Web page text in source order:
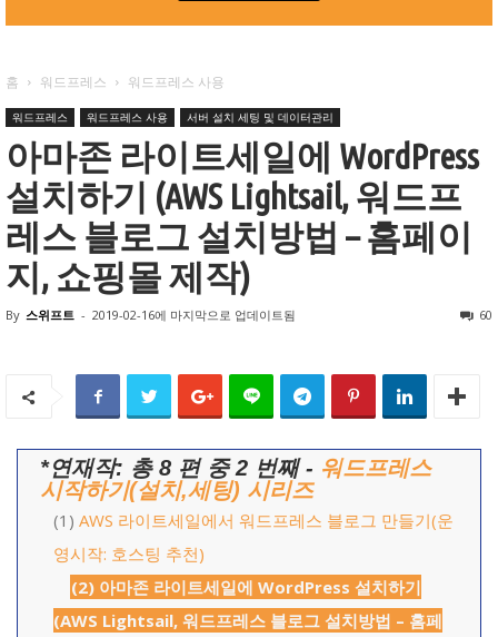
홈 워드프레스 워드프레스 사용
워드프레스 워드프레스 사용 서버 설치 세팅 및 데이터관리
아마존 라이트세일에 WordPress
설치하기 (AWS Lightsail, 워드프
레스 블로그 설치방법 – 홈페이
지, 쇼핑몰 제작)
By 스위프트 - 2019-02-16에 마지막으로 업데이트됨 60
*연재작: 총 8 편 중 2 번째 - 워드프레스
시작하기(설치,세팅) 시리즈
(1) AWS 라이트세일에서 워드프레스 블로그 만들기(운
영시작: 호스팅 추천)
(2) 아마존 라이트세일에 WordPress 설치하기
(AWS Lightsail, 워드프레스 블로그 설치방법 – 홈페